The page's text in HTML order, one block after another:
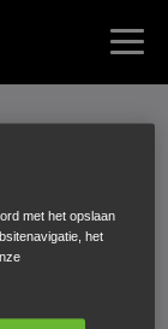
met u
met het opslaan
het